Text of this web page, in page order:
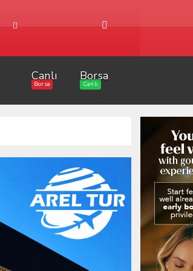
Canlı
Borsa
Borsa
Canlı